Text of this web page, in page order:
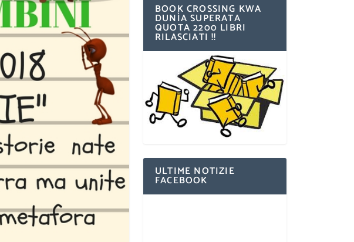
BOOK CROSSING KWA
DUNÌA SUPERATA
QUOTA 2200 LIBRI
RILASCIATI !!
ULTIME NOTIZIE
FACEBOOK